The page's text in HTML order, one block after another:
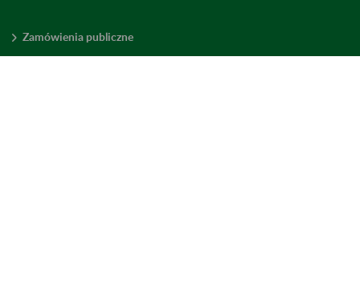
Zamówienia publiczne